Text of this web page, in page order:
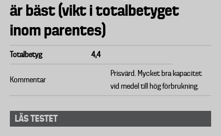
är bäst (vikt i totalbetyget
inom parentes)
Totalbetyg 4,4
Kommentar
Prisvärd. Mycket bra kapacitet
vid medel till hög förbrukning.
LÄS TESTET